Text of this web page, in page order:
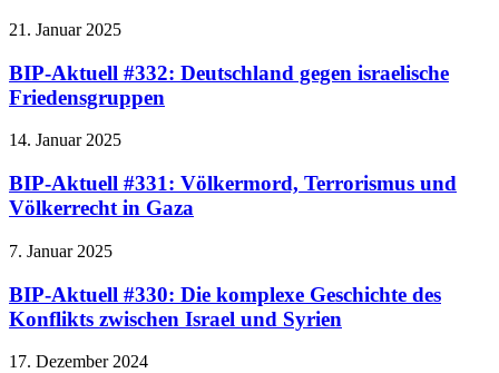
21. Januar 2025
BIP-Aktuell #332: Deutschland gegen israelische
Friedensgruppen
14. Januar 2025
BIP-Aktuell #331: Völkermord, Terrorismus und
Völkerrecht in Gaza
7. Januar 2025
BIP-Aktuell #330: Die komplexe Geschichte des
Konflikts zwischen Israel und Syrien
17. Dezember 2024